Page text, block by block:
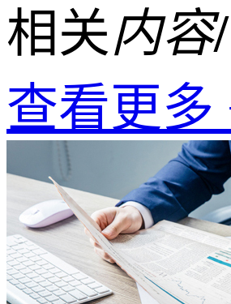
相关内容
查看更多